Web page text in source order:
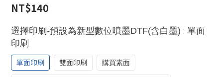
NT$140
選擇印刷-預設為新型數位噴墨DTF(含白墨) : 單面
印刷
單面印刷 雙面印刷 購買素面